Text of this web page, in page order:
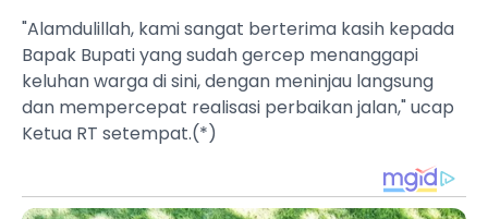
"Alamdulillah, kami sangat berterima kasih kepada
Bapak Bupati yang sudah gercep menanggapi
keluhan warga di sini, dengan meninjau langsung
dan mempercepat realisasi perbaikan jalan," ucap
Ketua RT setempat.(*)